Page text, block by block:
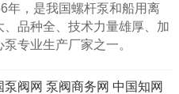
年，是我国螺杆泵和船用离
品种全、技术力量雄厚、加
专业生产厂家之一。
泵阀网 泵阀商务网 中国知网